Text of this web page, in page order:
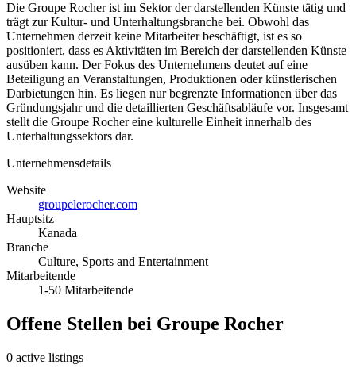
Die Groupe Rocher ist im Sektor der darstellenden Künste tätig und
trägt zur Kultur- und Unterhaltungsbranche bei. Obwohl das
Unternehmen derzeit keine Mitarbeiter beschäftigt, ist es so
positioniert, dass es Aktivitäten im Bereich der darstellenden Künste
ausüben kann. Der Fokus des Unternehmens deutet auf eine
Beteiligung an Veranstaltungen, Produktionen oder künstlerischen
Darbietungen hin. Es liegen nur begrenzte Informationen über das
Gründungsjahr und die detaillierten Geschäftsabläufe vor. Insgesamt
stellt die Groupe Rocher eine kulturelle Einheit innerhalb des
Unterhaltungssektors dar.
Unternehmensdetails
Website
groupelerocher.com
Hauptsitz
Kanada
Branche
Culture, Sports and Entertainment
Mitarbeitende
1-50 Mitarbeitende
Offene Stellen bei Groupe Rocher
0 active listings